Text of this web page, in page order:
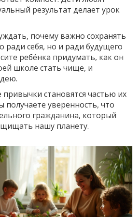
результат делает урок
почему важно сохранять
ради себя, но и ради будущего
ребёнка придумать, как он
школе стать чище, и
становятся частью их
получаете уверенность, что
гражданина, который
нашу планету.